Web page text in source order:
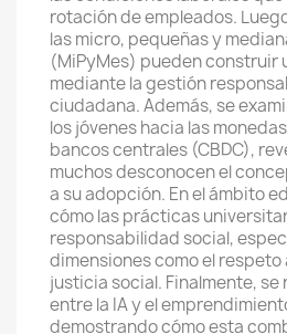
rotación de empleados.
las micro, pequeñas y
(MiPyMes) pueden construir
mediante la gestión
ciudadana. Además, se
los jóvenes hacia las
bancos centrales (CBDC),
muchos desconocen el
a su adopción. En el ámbito
cómo las prácticas
responsabilidad social,
dimensiones como el respeto
justicia social. Finalmente, se
entre la IA y el
demostrando cómo esta